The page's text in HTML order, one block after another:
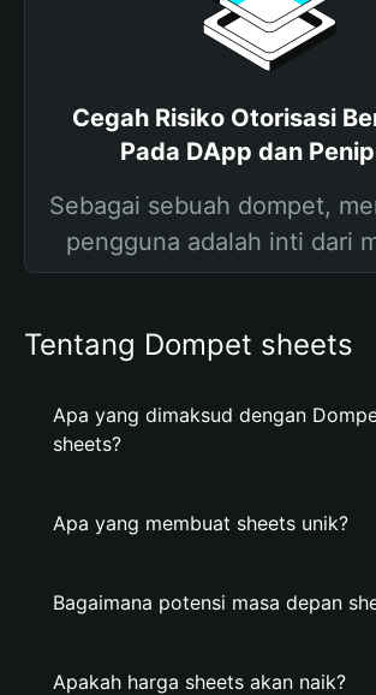
Cegah Risiko Otorisasi
Pada DApp dan
Sebagai sebuah dompet,
pengguna adalah inti dari
Tentang Dompet sheets
Apa yang dimaksud dengan
sheets?
Apa yang membuat sheets unik?
Bagaimana potensi masa depan
Apakah harga sheets akan naik?